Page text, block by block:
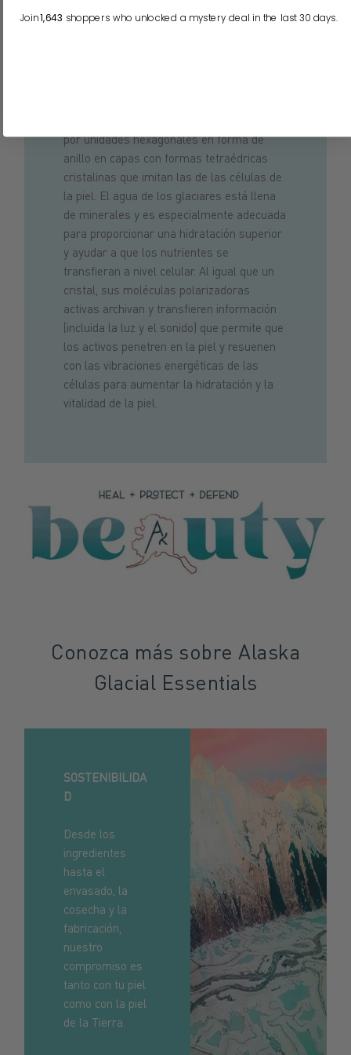
por unidades hexagonales en forma de
anillo en capas con formas tetraédricas
cristalinas que imitan las de las células de
la piel. El agua de los glaciares está llena
de minerales y es especialmente adecuada
para proporcionar una hidratación superior
y ayudar a que los nutrientes se
transfieran a nivel celular. Al igual que un
cristal, sus moléculas polarizadoras
activas archivan y transfieren información
(incluida la luz y el sonido) que permite que
los activos penetren en la piel y resuenen
con las vibraciones energéticas de las
células para aumentar la hidratación y la
vitalidad de la piel.
Conozca más sobre Alaska
Glacial Essentials
SOSTENIBILIDA
D
Desde los
ingredientes
hasta el
envasado, la
cosecha y la
fabricación,
nuestro
compromiso es
tanto con tu piel
como con la piel
de la Tierra.
Join1,643 shoppers who unlocked a mystery deal in the last 30 days.